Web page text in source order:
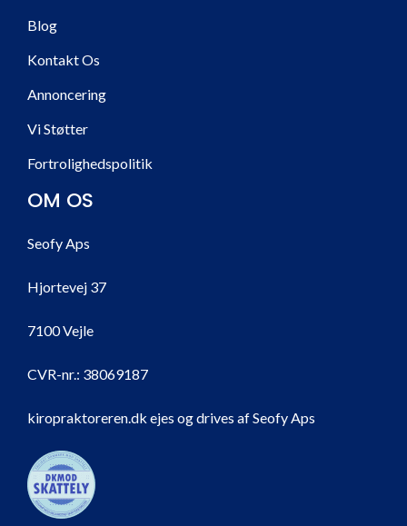
Blog
Kontakt Os
Annoncering
Vi Støtter
Fortrolighedspolitik
OM OS
Seofy Aps
Hjortevej 37
7100 Vejle
CVR-nr.: 38069187
kiropraktoreren.dk ejes og drives af Seofy Aps